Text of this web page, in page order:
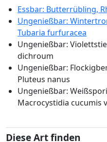
Essbar: Butterrübling,
Ungenießbar:
Tubaria furfuracea
Ungenießbar:
dichroum
Ungenießbar:
Pluteus nanus
Ungenießbar:
Macrocystidia cucumis
Diese Art finden